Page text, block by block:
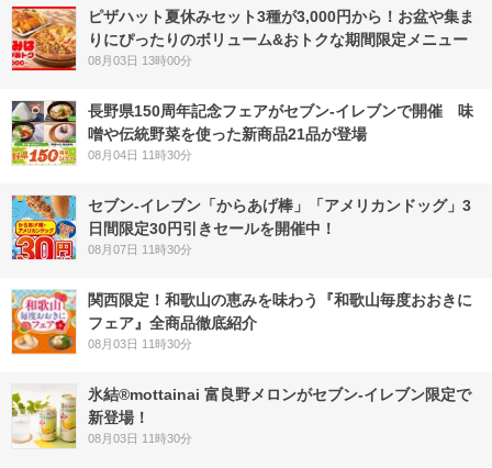
ピザハット夏休みセット3種が3,000円から！お盆や集ま
りにぴったりのボリューム&おトクな期間限定メニュー
08月03日 13時00分
長野県150周年記念フェアがセブン-イレブンで開催 味
噌や伝統野菜を使った新商品21品が登場
08月04日 11時30分
セブン‐イレブン「からあげ棒」「アメリカンドッグ」3
日間限定30円引きセールを開催中！
08月07日 11時30分
関西限定！和歌山の恵みを味わう『和歌山毎度おおきに
フェア』全商品徹底紹介
08月03日 11時30分
氷結®mottainai 富良野メロンがセブン‐イレブン限定で
新登場！
08月03日 11時30分